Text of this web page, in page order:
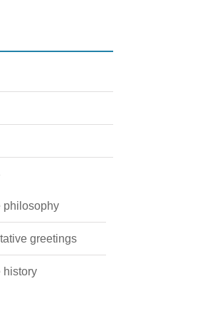
philosophy
greetings
history